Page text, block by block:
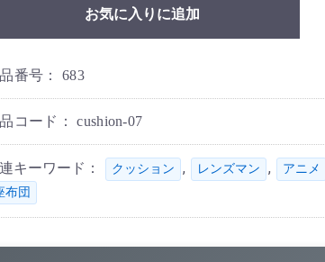
お気に入りに追加
番号： 683
コード：cushion-07
キーワード： クッション , レンズマン , アニメ
布団